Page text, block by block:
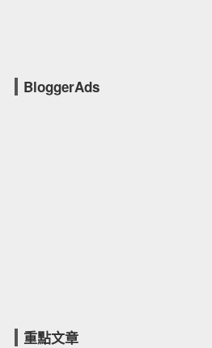
BloggerAds
重點文章